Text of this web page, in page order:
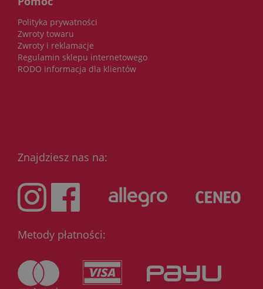
Polityka prywatności
Zwroty towaru
Zwroty i reklamacje
Regulamin sklepu internetowego
RODO informacja dla klientów
Znajdziesz nas na:
Metody płatności: